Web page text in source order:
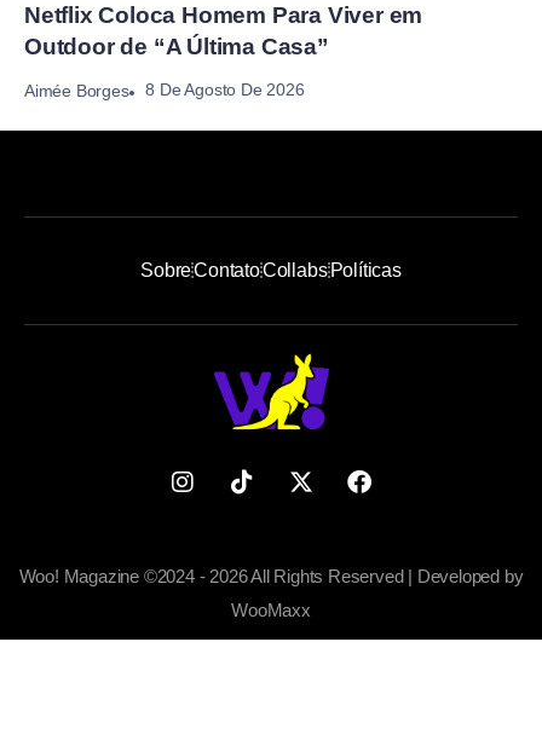
Netflix Coloca Homem Para Viver em
Outdoor de “A Última Casa”
Aimée Borges 8 De Agosto De 2026
SobreContatoCollabsPolíticas
Woo! Magazine ©2024 - 2026 All Rights Reserved | Developed by
WooMaxx